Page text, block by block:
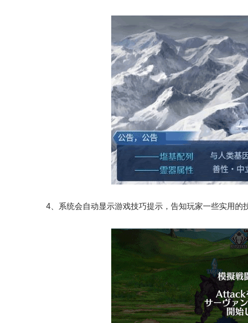
4、系统会自动显示游戏技巧提示，告知玩家一些实用的